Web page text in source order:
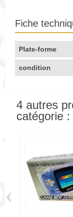
Fiche
Plate-forme
condition
4 autres
catégorie :
‹